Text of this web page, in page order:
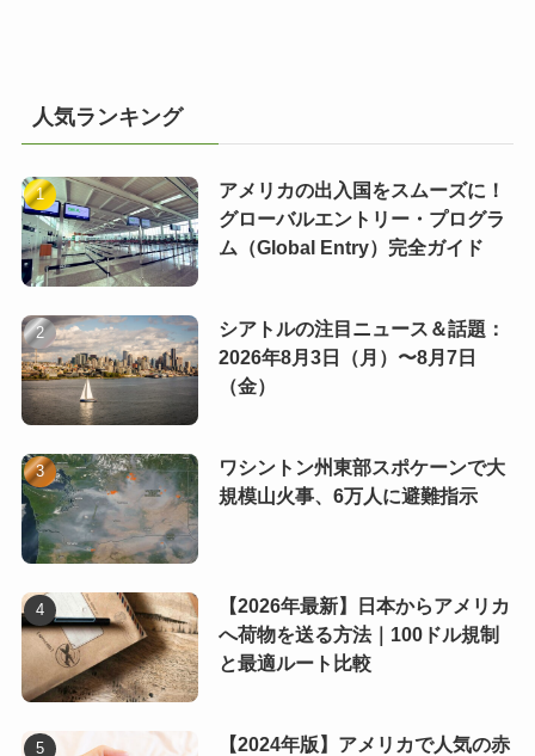
人気ランキング
アメリカの出入国をスムーズに！
グローバルエントリー・プログラ
ム（Global Entry）完全ガイド
シアトルの注目ニュース＆話題：
2026年8月3日（月）〜8月7日
（金）
ワシントン州東部スポケーンで大
規模山火事、6万人に避難指示
【2026年最新】日本からアメリカ
へ荷物を送る方法｜100ドル規制
と最適ルート比較
【2024年版】アメリカで人気の赤